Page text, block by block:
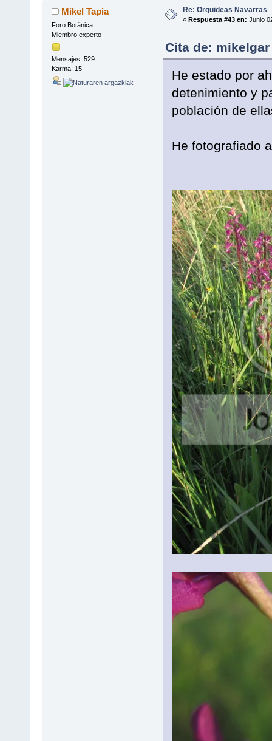
Mikel Tapia
Foro Botánica
Miembro experto
Mensajes: 529
Karma: 15
Re: Orquideas Navarras
« Respuesta #43 en: Junio
Cita de:
He estado por
detenimiento y
población de
He fotografiado